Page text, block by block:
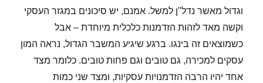
וגדול מאשר נדל"ן למשל. אמנם, יש סיכונים במגזר העסקי
וקשה מאד לזהות הזדמנות כלכלית מיוחדת – אבל
כשמוצאים זה בינגו. ברגע שיגיע המשבר הגדול, נראה המון
עסקים למכירה, גם טובים וגם פחות טובים. כלומר מצד
אחד יהיו הרבה הזדמנויות עסקיות, ומצד שני כמות